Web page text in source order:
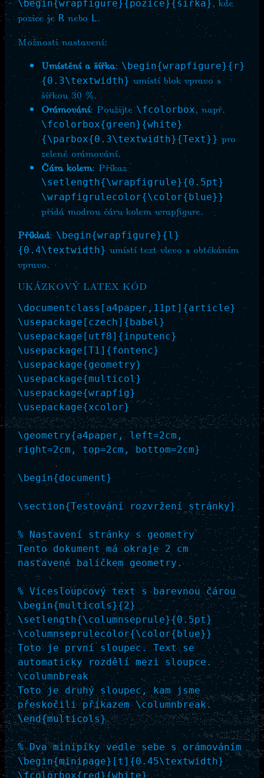
\begin{wrapfigure}{pozice}{šířka}
pozice je RneboL .
Možnosti nastavení:
Umístění a šířka: \begin{wrapfigure}{r}
{0.3\textwidth} umístí blok vpravo s
šířkou 30 %.
Orámování: Použijte\fcolorbox, např.
\fcolorbox{green}{white}
{\parbox{0.3\textwidth}{Text}} pro
zelené orámování.
Čára kolem: Příkaz
\setlength{\wrapfigrule}{0.5pt}
\wrapfigrulecolor{\color{blue}}
přidá modrou čáru kolem wrapfigure.
Příklad: \begin{wrapfigure}{l}
{0.4\textwidth} umístí text vlevo s obtékáním
vpravo.
UKÁZKOVÝ LATEX KÓD
\documentclass[a4paper,11pt]{article}
\usepackage[czech]{babel}
\usepackage[utf8]{inputenc}
\usepackage[T1]{fontenc}
\usepackage{geometry}
\usepackage{multicol}
\usepackage{wrapfig}
\usepackage{xcolor}
\geometry{a4paper, left=2cm,
right=2cm, top=2cm, bottom=2cm}
\begin{document}
\section{Testování rozvržení stránky}
% Nastavení stránky s geometry
Tento dokument má okraje 2 cm
nastavené balíčkem geometry.
% Vícesloupcový text s barevnou čárou
\begin{multicols}{2}
\setlength{\columnseprule}{0.5pt}
\columnseprulecolor{\color{blue}}
Toto je první sloupec. Text se
automaticky rozdělí mezi sloupce.
\columnbreak
Toto je druhý sloupec, kam jsme
přeskočili příkazem \columnbreak.
\end{multicols}
% Dva minipíky vedle sebe s orámováním
\begin{minipage}[t]{0.45\textwidth}
\fcolorbox{red}{white}